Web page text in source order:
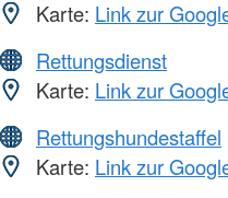
Karte: Link zur
Rettungsdienst
Karte: Link zur
Rettungshundestaffel
Karte: Link zur